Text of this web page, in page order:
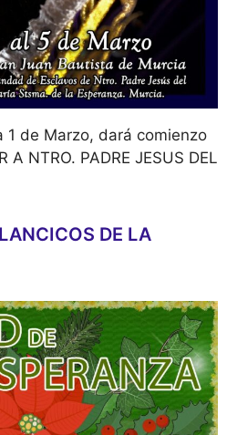
1 de Marzo, dará comienzo
A NTRO. PADRE JESUS DEL
DE LA